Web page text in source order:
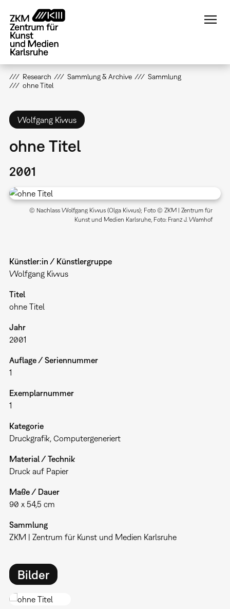
zum
Inhalt
Research Sammlung & Archive
Sammlung
ohne Titel
Wolfgang Kiwus
ohne Titel
2001
© Nachlass Wolfgang Kiwus (Olga Kiwus); Foto © ZKM | Zentrum für
Kunst und Medien Karlsruhe, Foto: Franz J. Wamhof
Künstler:in / Künstlergruppe
Wolfgang Kiwus
Titel
ohne Titel
Jahr
2001
Auflage / Seriennummer
1
Exemplarnummer
1
Kategorie
Druckgrafik Computergeneriert
Material / Technik
Druck auf Papier
Maße / Dauer
90 x 54,5 cm
Sammlung
ZKM | Zentrum für Kunst und Medien Karlsruhe
Bilder